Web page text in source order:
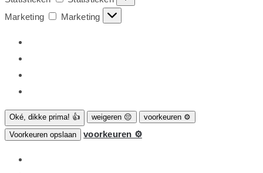
Marketing
Marketing
Oké, dikke prima! 👍 weigeren 😔
voorkeuren ⚙
Voorkeuren opslaan
voorkeuren ⚙